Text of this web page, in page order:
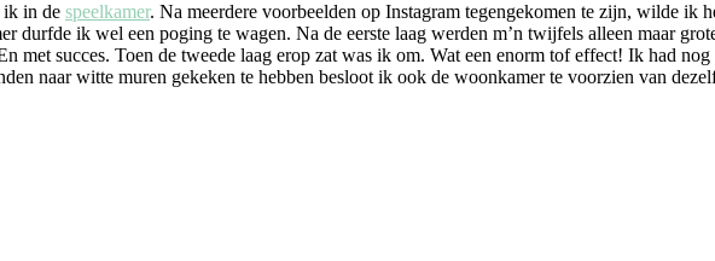
ik in de speelkamer. Na meerdere voorbeelden op Instagram tegengekomen te zijn, wilde
durfde ik wel een poging te wagen. Na de eerste laag werden m’n twijfels alleen maar
met succes. Toen de tweede laag erop zat was ik om. Wat een enorm tof effect! Ik had
naar witte muren gekeken te hebben besloot ik ook de woonkamer te voorzien van